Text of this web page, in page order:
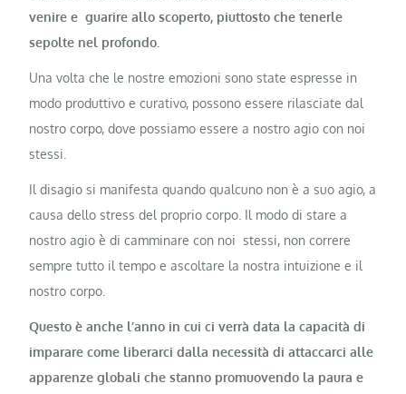
venire e guarire allo scoperto, piuttosto che tenerle
sepolte nel profondo.
Una volta che le nostre emozioni sono state espresse in
modo produttivo e curativo, possono essere rilasciate dal
nostro corpo, dove possiamo essere a nostro agio con noi
stessi.
Il disagio si manifesta quando qualcuno non è a suo agio, a
causa dello stress del proprio corpo. Il modo di stare a
nostro agio è di camminare con noi stessi, non correre
sempre tutto il tempo e ascoltare la nostra intuizione e il
nostro corpo.
Questo è anche l’anno in cui ci verrà data la capacità di
imparare come liberarci dalla necessità di attaccarci alle
apparenze globali che stanno promuovendo la paura e